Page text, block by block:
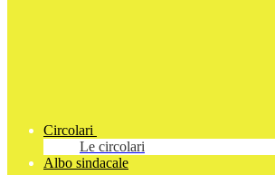
Circolari
Le circolari
Albo sindacale